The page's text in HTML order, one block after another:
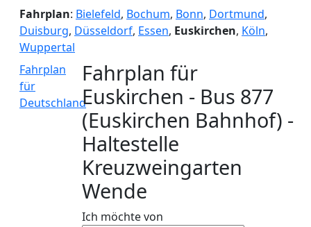
Fahrplan: Bielefeld, Bochum, Bonn, Dortmund,
Duisburg, Düsseldorf, Essen, Euskirchen, Köln,
Wuppertal
Fahrplan
für
Deutschland
Fahrplan für
Euskirchen - Bus 877
(Euskirchen Bahnhof) -
Haltestelle
Kreuzweingarten
Wende
Ich möchte von